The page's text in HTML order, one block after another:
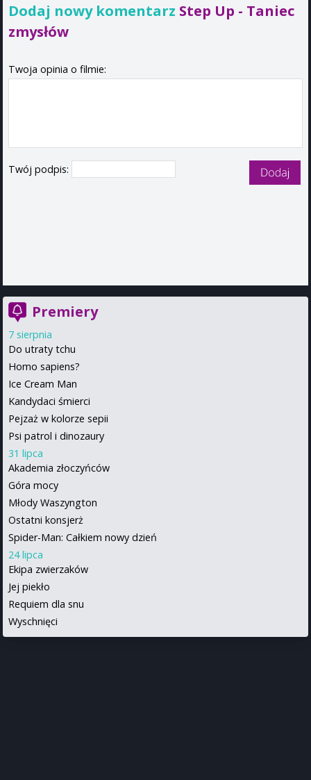
Dodaj nowy komentarz Step Up - Taniec
zmysłów
Twoja opinia o filmie:
Twój podpis:
Premiery
7 sierpnia
Do utraty tchu
Homo sapiens?
Ice Cream Man
Kandydaci śmierci
Pejzaż w kolorze sepii
Psi patrol i dinozaury
31 lipca
Akademia złoczyńców
Góra mocy
Młody Waszyngton
Ostatni konsjerż
Spider-Man: Całkiem nowy dzień
24 lipca
Ekipa zwierzaków
Jej piekło
Requiem dla snu
Wyschnięci